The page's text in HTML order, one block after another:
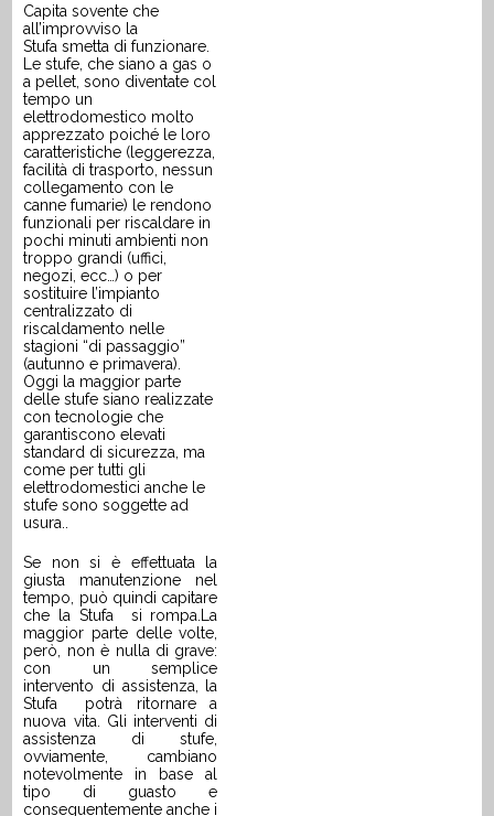
Capita sovente che
all’improvviso la
Stufa smetta di funzionare.
Le stufe, che siano a gas o
a pellet, sono diventate col
tempo un
elettrodomestico molto
apprezzato poiché le loro
caratteristiche (leggerezza,
facilità di trasporto, nessun
collegamento con le
canne fumarie) le rendono
funzionali per riscaldare in
pochi minuti ambienti non
troppo grandi (uffici,
negozi, ecc…) o per
sostituire l’impianto
centralizzato di
riscaldamento nelle
stagioni “di passaggio”
(autunno e primavera).
Oggi la maggior parte
delle stufe siano realizzate
con tecnologie che
garantiscono elevati
standard di sicurezza, ma
come per tutti gli
elettrodomestici anche le
stufe sono soggette ad
usura.
Se non si è effettuata la
giusta manutenzione nel
tempo, può quindi capitare
che la Stufa si rompa.La
maggior parte delle volte,
però, non è nulla di grave:
con un semplice
intervento di assistenza, la
Stufa potrà ritornare a
nuova vita. Gli interventi di
assistenza distufe
ovviamente, cambiano
notevolmente in base al
tipo di guasto e
conseguentemente anche i